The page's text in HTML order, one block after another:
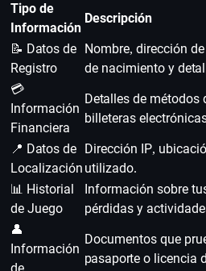
Tipo de
Información
Descripción
📝 Datos de
Registro
Nombre, dirección
de nacimiento y
💳
Información
Financiera
Detalles de métodos
billeteras
📍 Datos de
Localización
Dirección IP,
utilizado.
📊 Historial
de Juego
Información sobre
pérdidas y
👤
Información
Documentos que
pasaporte o licencia